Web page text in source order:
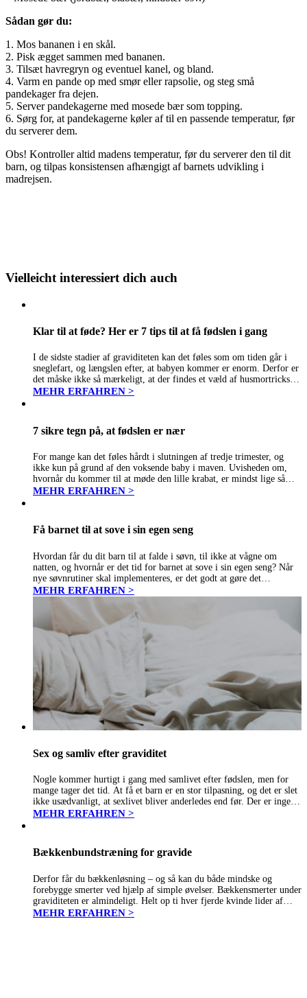
Sådan gør du:
1. Mos bananen i en skål.
2. Pisk ægget sammen med bananen.
3. Tilsæt havregryn og eventuel kanel, og bland.
4. Varm en pande op med smør eller rapsolie, og steg små
pandekager fra dejen.
5. Server pandekagerne med mosede bær som topping.
6. Sørg for, at pandekagerne køler af til en passende temperatur, før
du serverer dem.
Obs! Kontroller altid madens temperatur, før du serverer den til dit
barn, og tilpas konsistensen afhængigt af barnets udvikling i
madrejsen.
Vielleicht interessiert dich auch
Klar til at føde? Her er 7 tips til at få fødslen i gang
I de sidste stadier af graviditeten kan det føles som om tiden går i
sneglefart, og længslen efter, at babyen kommer er enorm. Derfor er
det måske ikke så mærkeligt, at der findes et væld af husmortricks til
at sætte…
MEHR ERFAHREN >
7 sikre tegn på, at fødslen er nær
For mange kan det føles hårdt i slutningen af tredje trimester, og
ikke kun på grund af den voksende baby i maven. Uvisheden om,
hvornår du kommer til at møde den lille krabat, er mindst lige så
udfordrende. Sandheden er,…
MEHR ERFAHREN >
Få barnet til at sove i sin egen seng
Hvordan får du dit barn til at falde i søvn, til ikke at vågne om
natten, og hvornår er det tid for barnet at sove i sin egen seng? Når
nye søvnrutiner skal implementeres, er det godt at gøre det…
MEHR ERFAHREN >
Sex og samliv efter graviditet
Nogle kommer hurtigt i gang med samlivet efter fødslen, men for
mange tager det tid. At få et barn er en stor tilpasning, og det er slet
ikke usædvanligt, at sexlivet bliver anderledes end før. Der er ingen
fast tidsgrænse…
MEHR ERFAHREN >
Bækkenbundstræning for gravide
Derfor får du bækkenløsning – og så kan du både mindske og
forebygge smerter ved hjælp af simple øvelser. Bækkensmerter under
graviditeten er almindeligt. Helt op ti hver fjerde kvinde lider af
bækkenløsning, som det populært kaldes, og symptomerne viser…
MEHR ERFAHREN >